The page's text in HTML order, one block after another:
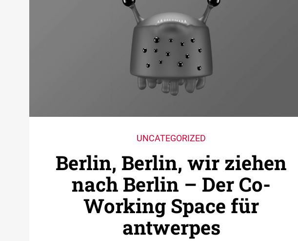
UNCATEGORIZED
Berlin, Berlin, wir ziehen
nach Berlin – Der Co­
Working Space für
antwerpes